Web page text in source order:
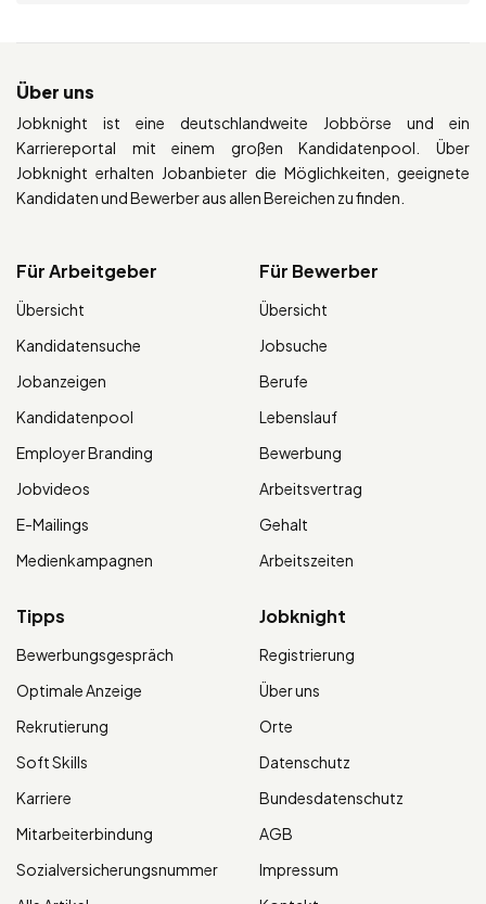
Über uns
Jobknight ist eine deutschlandweite Jobbörse und ein
Karriereportal mit einem großen Kandidatenpool. Über
Jobknight erhalten Jobanbieter die Möglichkeiten, geeignete
Kandidaten und Bewerber aus allen Bereichen zu finden.
Für Arbeitgeber
Übersicht
Kandidatensuche
Jobanzeigen
Kandidatenpool
Employer Branding
Jobvideos
E-Mailings
Medienkampagnen
Für Bewerber
Übersicht
Jobsuche
Berufe
Lebenslauf
Bewerbung
Arbeitsvertrag
Gehalt
Arbeitszeiten
Tipps
Bewerbungsgespräch
Optimale Anzeige
Rekrutierung
Soft Skills
Karriere
Mitarbeiterbindung
Sozialversicherungsnummer
Jobknight
Registrierung
Über uns
Orte
Datenschutz
Bundesdatenschutz
AGB
Impressum